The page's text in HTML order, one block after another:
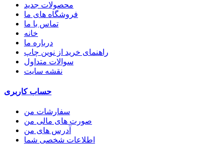
محصولات جدید
فروشگاه های ما
تماس با ما
خانه
درباره ما
راهنمای خرید از نوین چاپ
سوالات متداول
نقشه سایت
حساب کاربری
سفارشات من
صورت های مالی من
آدرس های من
اطلاعات شخصی شما